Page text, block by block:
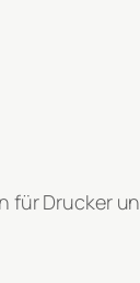
für Drucker